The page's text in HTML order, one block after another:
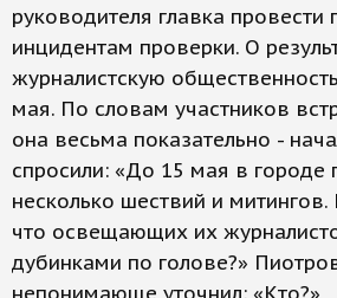
руководителя главка провести
инцидентам проверки. О
журналистскую
мая. По словам участников
она весьма показательно -
спросили: «До 15 мая в городе
несколько шествий и митингов.
что освещающих их
дубинками по голове?»